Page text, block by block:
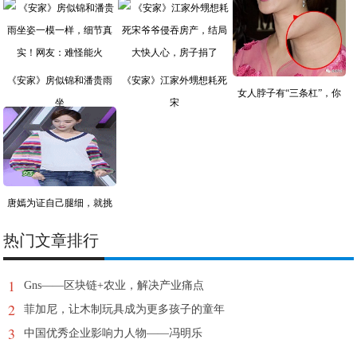
《安家》房似锦和潘贵雨
坐
《安家》江家外甥想耗死
宋
女人脖子有“三条杠”，你
唐嫣为证自己腿细，就挑
热门文章排行
1 Gns——区块链+农业，解决产业痛点
2 菲加尼，让木制玩具成为更多孩子的童年
3 中国优秀企业影响力人物——冯明乐